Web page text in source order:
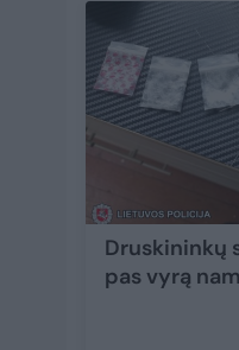
Druskininkų
pas vyrą